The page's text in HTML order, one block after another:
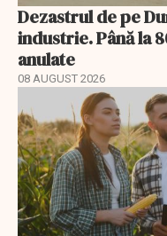
Dezastrul de pe
industrie. Până la
anulate
08 AUGUST 2026